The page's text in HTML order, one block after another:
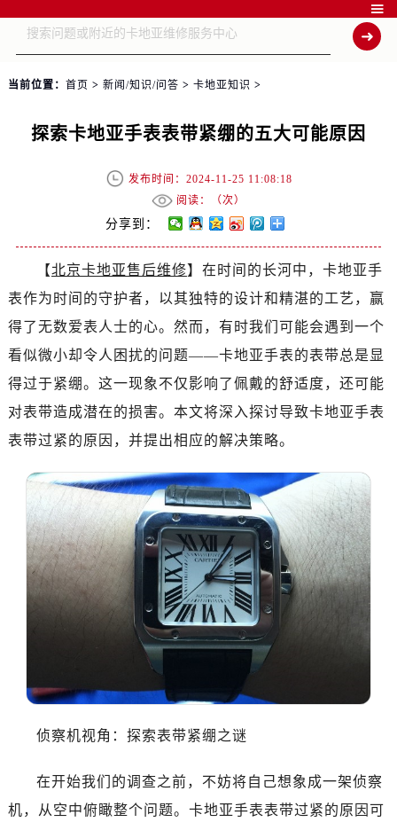

当前位置： 首页 > 新闻/知识/问答 > 卡地亚知识 >
探索卡地亚手表表带紧绷的五大可能原因
发布时间：2024-11-25 11:08:18
阅读：（次）
分享到：
【北京卡地亚售后维修】在时间的长河中，卡地亚手
表作为时间的守护者，以其独特的设计和精湛的工艺，赢
得了无数爱表人士的心。然而，有时我们可能会遇到一个
看似微小却令人困扰的问题——卡地亚手表的表带总是显
得过于紧绷。这一现象不仅影响了佩戴的舒适度，还可能
对表带造成潜在的损害。本文将深入探讨导致卡地亚手表
表带过紧的原因，并提出相应的解决策略。
侦察机视角：探索表带紧绷之谜
在开始我们的调查之前，不妨将自己想象成一架侦察
机，从空中俯瞰整个问题。卡地亚手表表带过紧的原因可